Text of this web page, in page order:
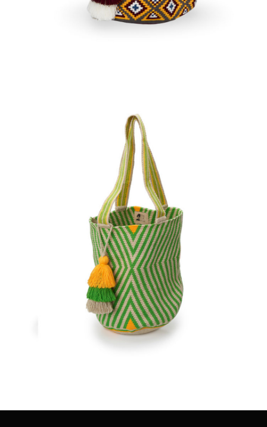
Aggiungi
€135.00
Aggiungi
al carrello